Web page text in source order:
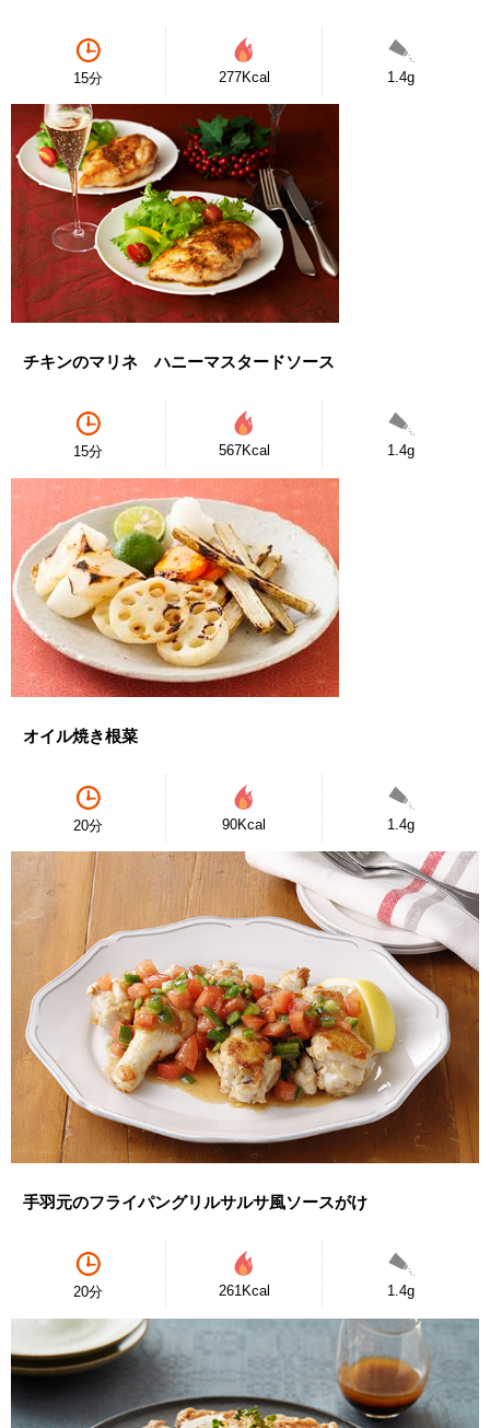
15分 277Kcal 1.4g
チキンのマリネ ハニーマスタードソース
15分 567Kcal 1.4g
オイル焼き根菜
20分 90Kcal 1.4g
手羽元のフライパングリルサルサ風ソースがけ
20分 261Kcal 1.4g